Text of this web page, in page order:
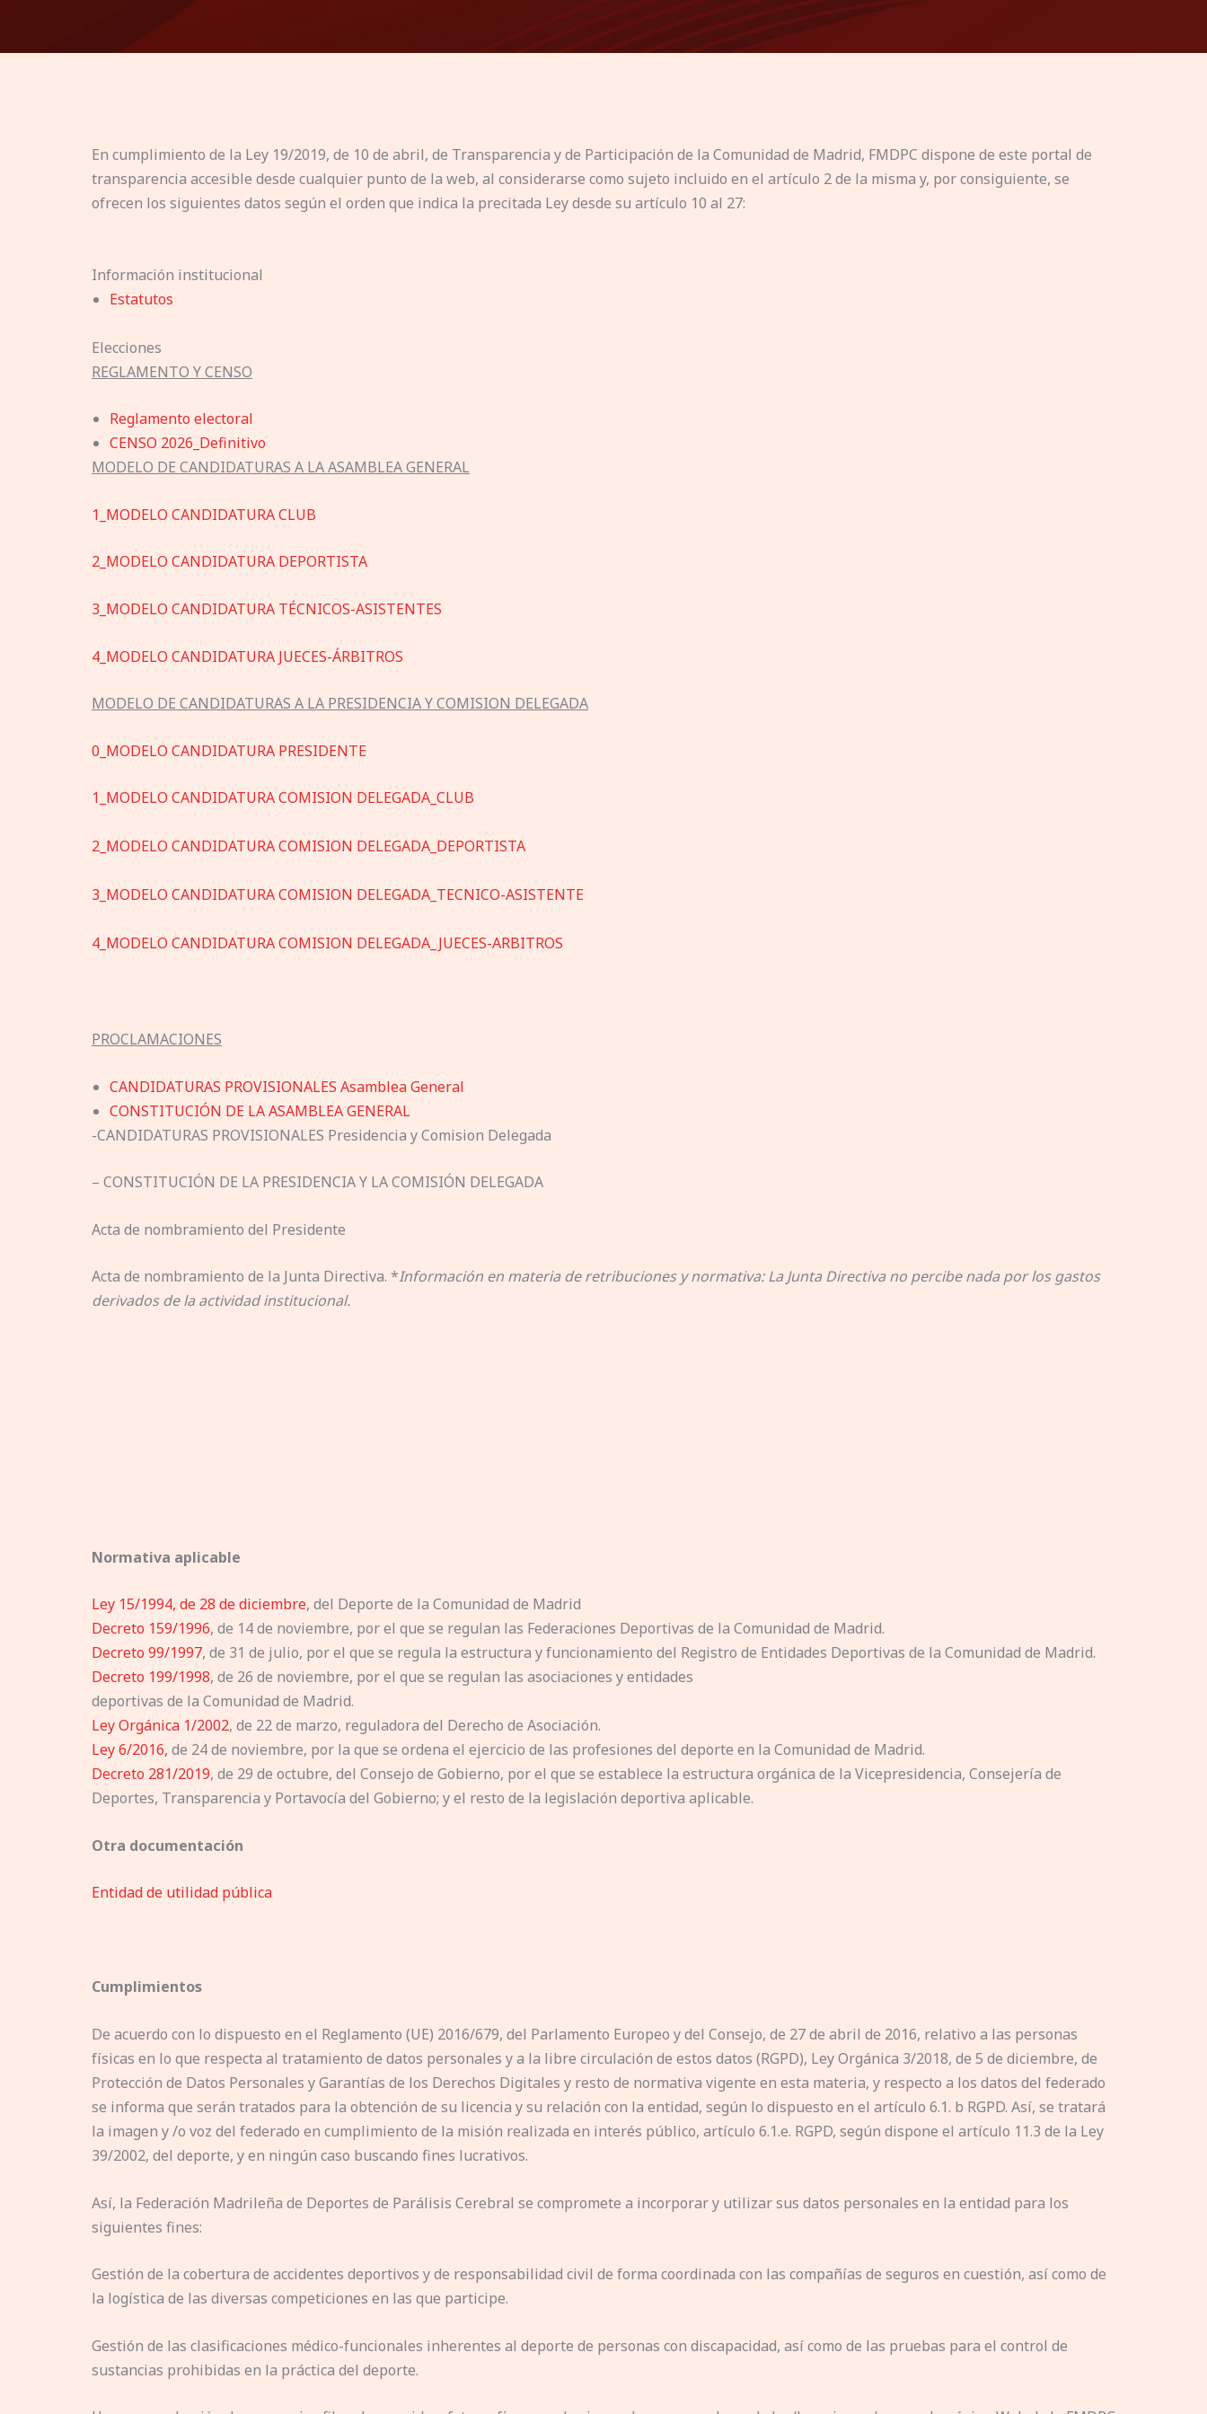
En cumplimiento de la Ley 19/2019, de 10 de abril, de Transparencia y de Participación de la Comunidad de Madrid, FMDPC dispone de este portal de
transparencia accesible desde cualquier punto de la web, al considerarse como sujeto incluido en el artículo 2 de la misma y, por consiguiente, se
ofrecen los siguientes datos según el orden que indica la precitada Ley desde su artículo 10 al 27:
Información institucional
Estatutos
Elecciones
REGLAMENTO Y CENSO
Reglamento electoral
CENSO 2026_Definitivo
MODELO DE CANDIDATURAS A LA ASAMBLEA GENERAL
1_MODELO CANDIDATURA CLUB
2_MODELO CANDIDATURA DEPORTISTA
3_MODELO CANDIDATURA TÉCNICOS-ASISTENTES
4_MODELO CANDIDATURA JUECES-ÁRBITROS
MODELO DE CANDIDATURAS A LA PRESIDENCIA Y COMISION DELEGADA
0_MODELO CANDIDATURA PRESIDENTE
1_MODELO CANDIDATURA COMISION DELEGADA_CLUB
2_MODELO CANDIDATURA COMISION DELEGADA_DEPORTISTA
3_MODELO CANDIDATURA COMISION DELEGADA_TECNICO-ASISTENTE
4_MODELO CANDIDATURA COMISION DELEGADA_JUECES-ARBITROS
PROCLAMACIONES
CANDIDATURAS PROVISIONALES Asamblea General
CONSTITUCIÓN DE LA ASAMBLEA GENERAL
-CANDIDATURAS PROVISIONALES Presidencia y Comision Delegada
– CONSTITUCIÓN DE LA PRESIDENCIA Y LA COMISIÓN DELEGADA
Acta de nombramiento del Presidente
Acta de nombramiento de la Junta Directiva. *Información en materia de retribuciones y normativa: La Junta Directiva no percibe nada por los gastos
derivados de la actividad institucional.
Normativa aplicable
Ley 15/1994, de 28 de diciembre, del Deporte de la Comunidad de Madrid
Decreto 159/1996, de 14 de noviembre, por el que se regulan las Federaciones Deportivas de la Comunidad de Madrid.
Decreto 99/1997, de 31 de julio, por el que se regula la estructura y funcionamiento del Registro de Entidades Deportivas de la Comunidad de Madrid.
Decreto 199/1998, de 26 de noviembre, por el que se regulan las asociaciones y entidades
deportivas de la Comunidad de Madrid.
Ley Orgánica 1/2002, de 22 de marzo, reguladora del Derecho de Asociación.
Ley 6/2016, de 24 de noviembre, por la que se ordena el ejercicio de las profesiones del deporte en la Comunidad de Madrid.
Decreto 281/2019, de 29 de octubre, del Consejo de Gobierno, por el que se establece la estructura orgánica de la Vicepresidencia, Consejería de
Deportes, Transparencia y Portavocía del Gobierno; y el resto de la legislación deportiva aplicable.
Otra documentación
Entidad de utilidad pública
Cumplimientos
De acuerdo con lo dispuesto en el Reglamento (UE) 2016/679, del Parlamento Europeo y del Consejo, de 27 de abril de 2016, relativo a las personas
físicas en lo que respecta al tratamiento de datos personales y a la libre circulación de estos datos (RGPD), Ley Orgánica 3/2018, de 5 de diciembre, de
Protección de Datos Personales y Garantías de los Derechos Digitales y resto de normativa vigente en esta materia, y respecto a los datos del federado
se informa que serán tratados para la obtención de su licencia y su relación con la entidad, según lo dispuesto en el artículo 6.1. b RGPD. Así, se tratará
la imagen y /o voz del federado en cumplimiento de la misión realizada en interés público, artículo 6.1.e. RGPD, según dispone el artículo 11.3 de la Ley
39/2002, del deporte, y en ningún caso buscando fines lucrativos.
Así, la Federación Madrileña de Deportes de Parálisis Cerebral se compromete a incorporar y utilizar sus datos personales en la entidad para los
siguientes fines:
Gestión de la cobertura de accidentes deportivos y de responsabilidad civil de forma coordinada con las compañías de seguros en cuestión, así como de
la logística de las diversas competiciones en las que participe.
Gestión de las clasificaciones médico-funcionales inherentes al deporte de personas con discapacidad, así como de las pruebas para el control de
sustancias prohibidas en la práctica del deporte.